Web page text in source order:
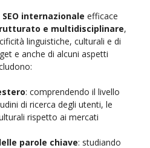
internazionale efficace
e multidisciplinare,
linguistiche, culturali e di
e anche di alcuni aspetti
: comprendendo il livello
di ricerca degli utenti, le
rispetto ai mercati
parole chiave: studiando